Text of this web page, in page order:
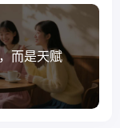
而是天赋